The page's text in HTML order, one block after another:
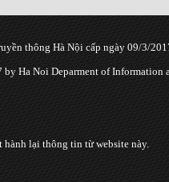
thông Hà Nội cấp ngày 09/3/
Ha Noi Deparment of Information
lại thông tin từ website này.